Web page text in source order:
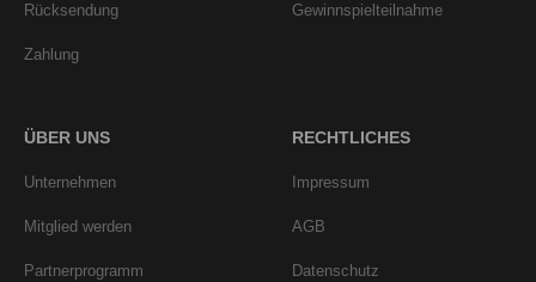
Rücksendung
Zahlung
Gewinnspielteilnahme
ÜBER UNS
Unternehmen
Mitglied werden
Partnerprogramm
RECHTLICHES
Impressum
AGB
Datenschutz